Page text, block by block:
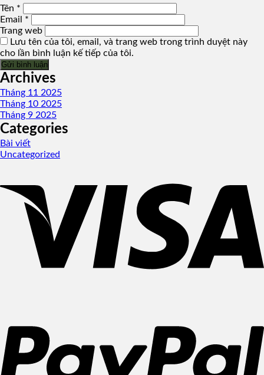
Tên *
Email *
Trang web
Lưu tên của tôi, email, và trang web trong trình duyệt này
cho lần bình luận kế tiếp của tôi.
Archives
Tháng 11 2025
Tháng 10 2025
Tháng 9 2025
Categories
Bài viết
Uncategorized